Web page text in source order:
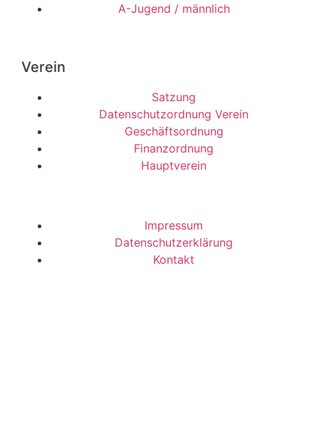
A-Jugend / männlich
Verein
Satzung
Datenschutzordnung Verein
Geschäftsordnung
Finanzordnung
Hauptverein
Impressum
Datenschutzerklärung
Kontakt